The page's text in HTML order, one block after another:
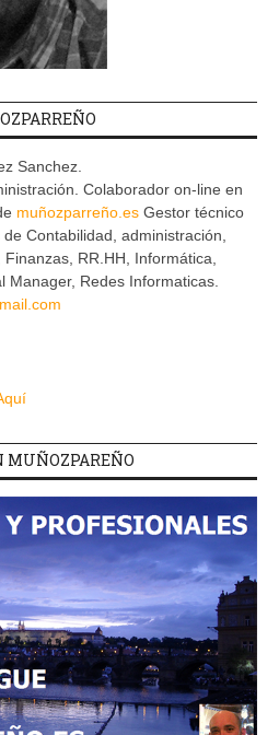
Sanchez.
Colaborador on-line en
muñozparreño.es Gestor técnico
Contabilidad, administración,
Finanzas, RR.HH, Informática,
Manager, Redes Informaticas.
MUÑOZPAREÑO